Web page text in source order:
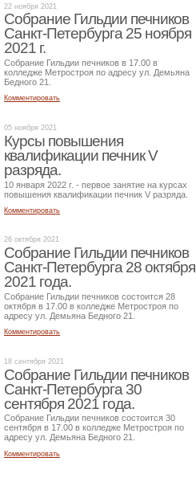
22 ноября 2021
Собрание Гильдии печников
Санкт-Петербурга 25 ноября
2021 г.
Собрание Гильдии печников в 17.00 в
колледже Метростроя по адресу ул. Демьяна
Бедного 21.
Комментировать
05 ноября 2021
Курсы повышения
квалификации печник V
разряда.
10 января 2022 г. - первое занятие на курсах
повышения квалификации печник V разряда.
Комментировать
26 октября 2021
Собрание Гильдии печников
Санкт-Петербурга 28 октября
2021 года.
Собрание Гильдии печников состоится 28
октября в 17.00 в колледже Метростроя по
адресу ул. Демьяна Бедного 21.
Комментировать
18 сентября 2021
Собрание Гильдии печников
Санкт-Петербурга 30
сентября 2021 года.
Собрание Гильдии печников состоится 30
сентября в 17.00 в колледже Метростроя по
адресу ул. Демьяна Бедного 21.
Комментировать